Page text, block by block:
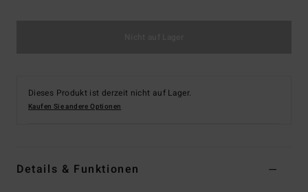
Dieses Produkt ist derzeit nicht auf Lager.
Kaufen Sie andere Optionen
Details & Funktionen